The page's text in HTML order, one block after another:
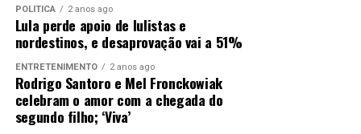
POLÍTICA 2 anos ago
Lula perde apoio de lulistas e
nordestinos, e desaprovação vai a 51%
ENTRETENIMENTO 2 anos ago
Rodrigo Santoro e Mel Fronckowiak
celebram o amor com a chegada do
segundo filho; ‘Viva’